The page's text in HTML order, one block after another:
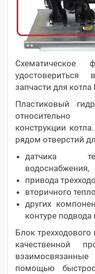
Схематическое
запчасти для
Пластиковый
относительно
конструкции
рядом отверстий
датчика
водоснабжения,
привода
вторичного
других
контуре
Блок
качественной
помощью